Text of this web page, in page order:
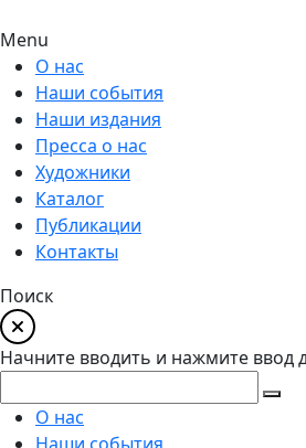
Menu
О нас
Наши события
Наши издания
Пресса о нас
Художники
Каталог
Публикации
Контакты
Поиск
Начните вводить и нажмите ввод
О нас